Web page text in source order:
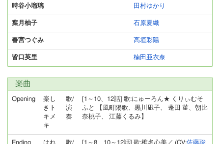
時谷小瑠璃 田村ゆかり
葉月柚子 石原夏織
春宮つぐみ 高垣彩陽
皆口英里 楠田亜衣奈
楽曲
Opening
楽し
きト
キメ
キ
歌/
演
奏
[1～10、12話] 歌:にゅーろん★ くりぃむそ
ふと 【風町陽歌、黒川凪子、 蓬田 菫、朝比
奈桃子、 江藤くるみ】